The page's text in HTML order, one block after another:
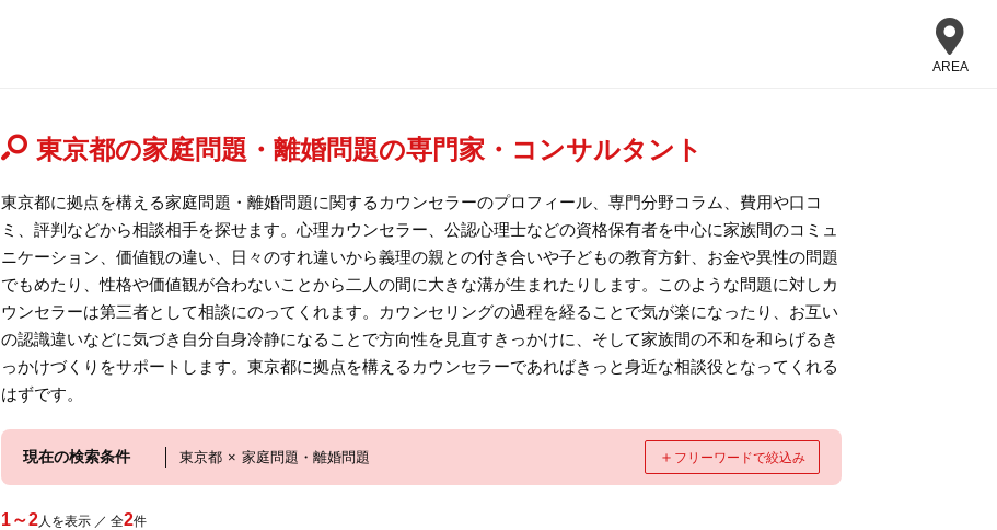
AREA
東京都の家庭問題・離婚問題の専門家・コンサルタント
東京都に拠点を構える家庭問題・離婚問題に関するカウンセラーのプロフィール、専門分野コラム、費用や口コ
ミ、評判などから相談相手を探せます。心理カウンセラー、公認心理士などの資格保有者を中心に家族間のコミュ
ニケーション、価値観の違い、日々のすれ違いから義理の親との付き合いや子どもの教育方針、お金や異性の問題
でもめたり、性格や価値観が合わないことから二人の間に大きな溝が生まれたりします。このような問題に対しカ
ウンセラーは第三者として相談にのってくれます。カウンセリングの過程を経ることで気が楽になったり、お互い
の認識違いなどに気づき自分自身冷静になることで方向性を見直すきっかけに、そして家族間の不和を和らげるき
っかけづくりをサポートします。東京都に拠点を構えるカウンセラーであればきっと身近な相談役となってくれる
はずです。
現在の検索条件 東京都 × 家庭問題・離婚問題 ＋ フリーワードで絞込み
1～2人を表示 ／ 全2件